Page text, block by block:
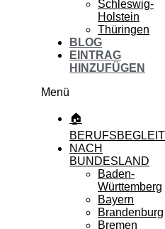
Schleswig-
Holstein
Thüringen
BLOG
EINTRAG
HINZUFÜGEN
Menü
🏠
NACH
BUNDESLAND
Baden-
Württemberg
Bayern
Brandenburg
Bremen